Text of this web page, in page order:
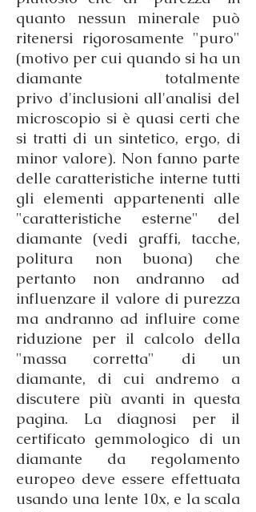
quanto nessun minerale può
ritenersi rigorosamente "puro"
(motivo per cui quando si ha un
diamante totalmente
privo d'inclusioni all'analisi del
microscopio si è quasi certi che
si tratti di un sintetico, ergo, di
minor valore). Non fanno parte
delle caratteristiche interne tutti
gli elementi appartenenti alle
"caratteristiche esterne" del
diamante (vedi graffi, tacche,
politura non buona) che
pertanto non andranno ad
influenzare il valore di purezza
ma andranno ad influire come
riduzione per il calcolo della
"massa corretta" di un
diamante, di cui andremo a
discutere più avanti in questa
pagina. La diagnosi per il
certificato gemmologico di un
diamante da regolamento
europeo deve essere effettuata
usando una lente 10x, e la scala